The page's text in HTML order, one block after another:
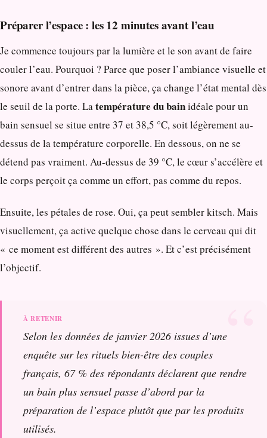
Préparer l’espace : les 12 minutes avant l’eau
Je commence toujours par la lumière et le son avant de faire
couler l’eau. Pourquoi ? Parce que poser l’ambiance visuelle et
sonore avant d’entrer dans la pièce, ça change l’état mental dès
le seuil de la porte. Latempérature du bainidéale pour un
bain sensuel se situe entre 37 et 38,5 °C, soit légèrement au-
dessus de la température corporelle. En dessous, on ne se
détend pas vraiment. Au-dessus de 39 °C, le cœur s’accélère et
le corps perçoit ça comme un effort, pas comme du repos.
Ensuite, les pétales de rose. Oui, ça peut sembler kitsch. Mais
visuellement, ça active quelque chose dans le cerveau qui dit
« ce moment est différent des autres ». Et c’est précisément
l’objectif.
Selon les données de janvier 2026 issues d’une
enquête sur les rituels bien-être des couples
français, 67 % des répondants déclarent que rendre
un bain plus sensuel passe d’abord par la
préparation de l’espace plutôt que par les produits
utilisés.